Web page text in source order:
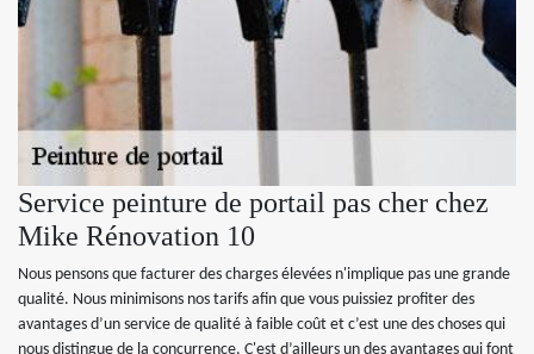
Service peinture de portail pas cher chez
Mike Rénovation 10
Nous pensons que facturer des charges élevées n'implique pas une grande
qualité. Nous minimisons nos tarifs afin que vous puissiez profiter des
avantages d’un service de qualité à faible coût et c’est une des choses qui
nous distingue de la concurrence. C'est d’ailleurs un des avantages qui font